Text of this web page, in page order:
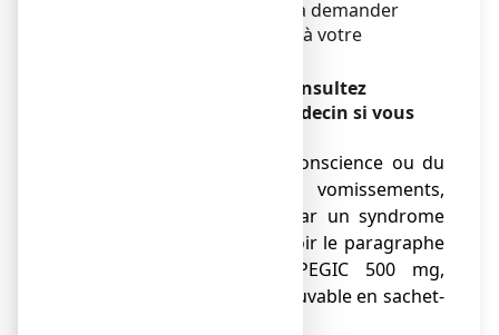
plus adapté. N’hésitez pas à demander
conseil à votre médecin ou à votre
Pendant le traitement, consultez
immédiatement votre médecin si vous
● des troubles de la conscience ou du
comportement et des vomissements,
arrêtez le traitement car un syndrome
de Reye est possible (voir le paragraphe
« Avant d’utiliser ASPEGIC 500 mg,
poudre pour solution buvable en sachet-